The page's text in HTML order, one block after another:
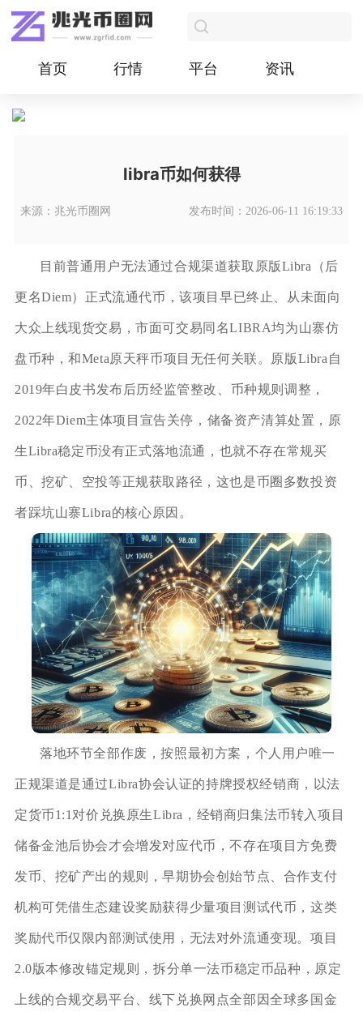
首页 行情 平台 资讯
libra币如何获得
来源：兆光币圈网 发布时间：2026-06-11 16:19:33
目前普通用户无法通过合规渠道获取原版Libra（后
更名Diem）正式流通代币，该项目早已终止、从未面向
大众上线现货交易，市面可交易同名LIBRA均为山寨仿
盘币种，和Meta原天秤币项目无任何关联。原版Libra自
2019年白皮书发布后历经监管整改、币种规则调整，
2022年Diem主体项目宣告关停，储备资产清算处置，原
生Libra稳定币没有正式落地流通，也就不存在常规买
币、挖矿、空投等正规获取路径，这也是币圈多数投资
者踩坑山寨Libra的核心原因。
落地环节全部作废，按照最初方案，个人用户唯一
正规渠道是通过Libra协会认证的持牌授权经销商，以法
定货币1:1对价兑换原生Libra，经销商归集法币转入项目
储备金池后协会才会增发对应代币，不存在项目方免费
发币、挖矿产出的规则，早期协会创始节点、合作支付
机构可凭借生态建设奖励获得少量项目测试代币，这类
奖励代币仅限内部测试使用，无法对外流通变现。项目
2.0版本修改锚定规则，拆分单一法币稳定币品种，原定
上线的合规交易平台、线下兑换网点全部因全球多国金